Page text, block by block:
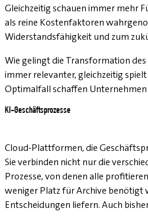
Gleichzeitig schauen immer mehr
als reine Kostenfaktoren
Widerstandsfähigkeit und zum
Wie gelingt die Transformation
immer relevanter, gleichzeitig
Optimalfall schaffen
KI-Geschäftsprozesse
Cloud-Plattformen, die
Sie verbinden nicht nur die
Prozesse, von denen alle
weniger Platz für Archive benötigt
Entscheidungen liefern. Auch